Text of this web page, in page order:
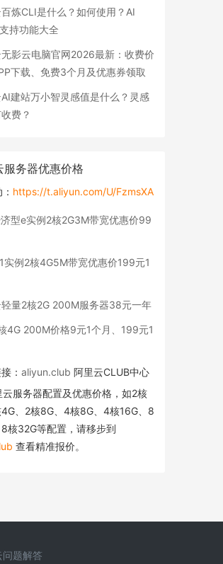
炼CLI是什么？如何使用？AI
持功能大全
影云电脑官网2026最新：收费价
下载、免费3个月及优惠券领取
建站万小智灵感值是什么？灵感
费？
服务器优惠价格
https://t.aliyun.com/U/FzmsXA
济型e实例2核2G3M带宽优惠价99
实例2核4G5M带宽优惠价199元1
量2核2G 200M服务器38元一年
4G 200M价格9元1个月、199元1
： aliyun.club 阿里云CLUB中心
云服务器配置及优惠价格，如2核
4G、2核8G、4核8G、4核16G、8
核32G等配置，请移步到
查看精准报价。
问题解答